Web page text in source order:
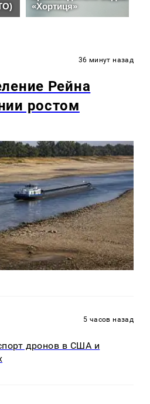
36 минут назад
Рейна
ростом
5 часов назад
дронов в США и